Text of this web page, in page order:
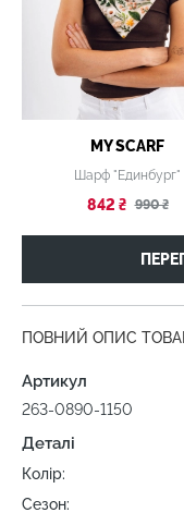
MY SCARF
Шарф "Единбург"
842 ₴ 990 ₴
ПОВНИЙ ОПИС
Артикул
263-0890-1150
Деталі
Колір:
Сезон: